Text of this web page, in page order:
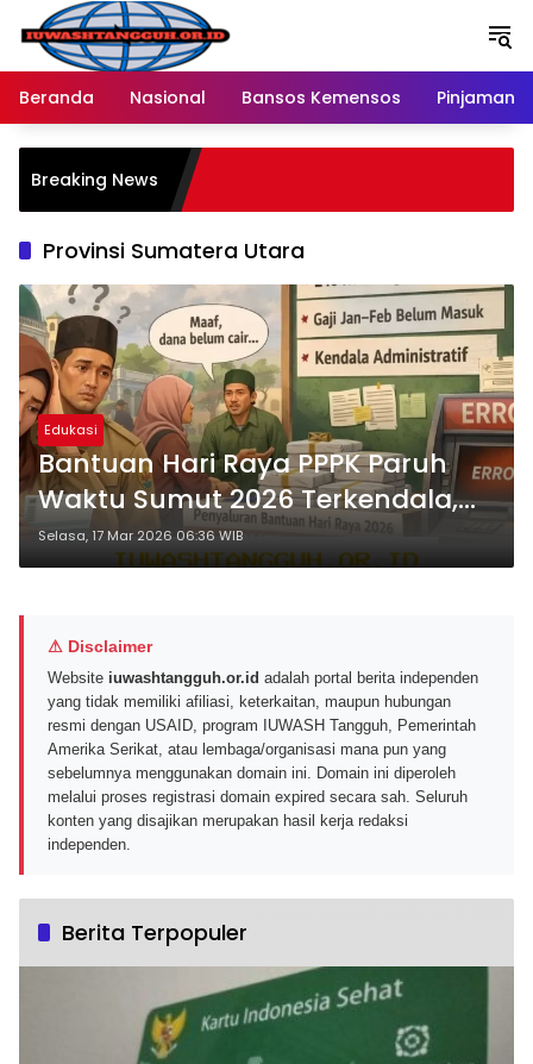
Langsung
konten
Beranda
Nasional Bansos Kemensos Pinjaman
Breaking News
Provinsi Sumatera Utara
Edukasi
Bantuan Hari Raya PPPK Paruh
Waktu Sumut 2026 Terkendala,
240 Rekening Diperiksa, Gaji
Januari–Februari Masih Belum
Selasa, 17 Mar 2026 06:36 WIB
⚠ Disclaimer
Website iuwashtangguh.or.id adalah portal berita independen
yang tidak memiliki afiliasi, keterkaitan, maupun hubungan
resmi dengan USAID, program IUWASH Tangguh, Pemerintah
Amerika Serikat, atau lembaga/organisasi mana pun yang
sebelumnya menggunakan domain ini. Domain ini diperoleh
melalui proses registrasi domain expired secara sah. Seluruh
konten yang disajikan merupakan hasil kerja redaksi
independen.
Berita Terpopuler